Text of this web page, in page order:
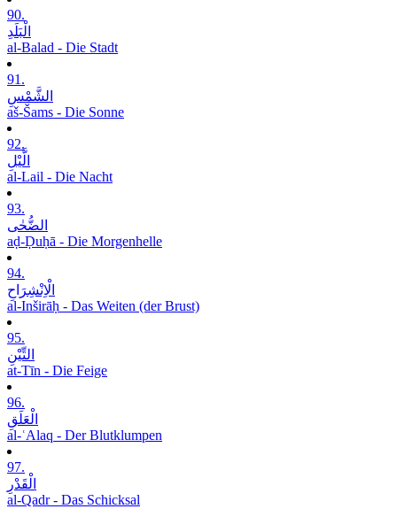
90.
الْبَلَدِ
al-Balad - Die Stadt
91.
الشَّمْسِ
aš-Šams - Die Sonne
92.
الَّیْلِ
al-Lail - Die Nacht
93.
الضُّحٰی
aḍ-Ḍuḥā - Die Morgenhelle
94.
الْاِنْشِرَاحِ
al-Inširāḥ - Das Weiten (der Brust)
95.
التِّیْنِ
at-Tīn - Die Feige
96.
الْعَلَقِ
al-ʿAlaq - Der Blutklumpen
97.
الْقَدْرِ
al-Qadr - Das Schicksal